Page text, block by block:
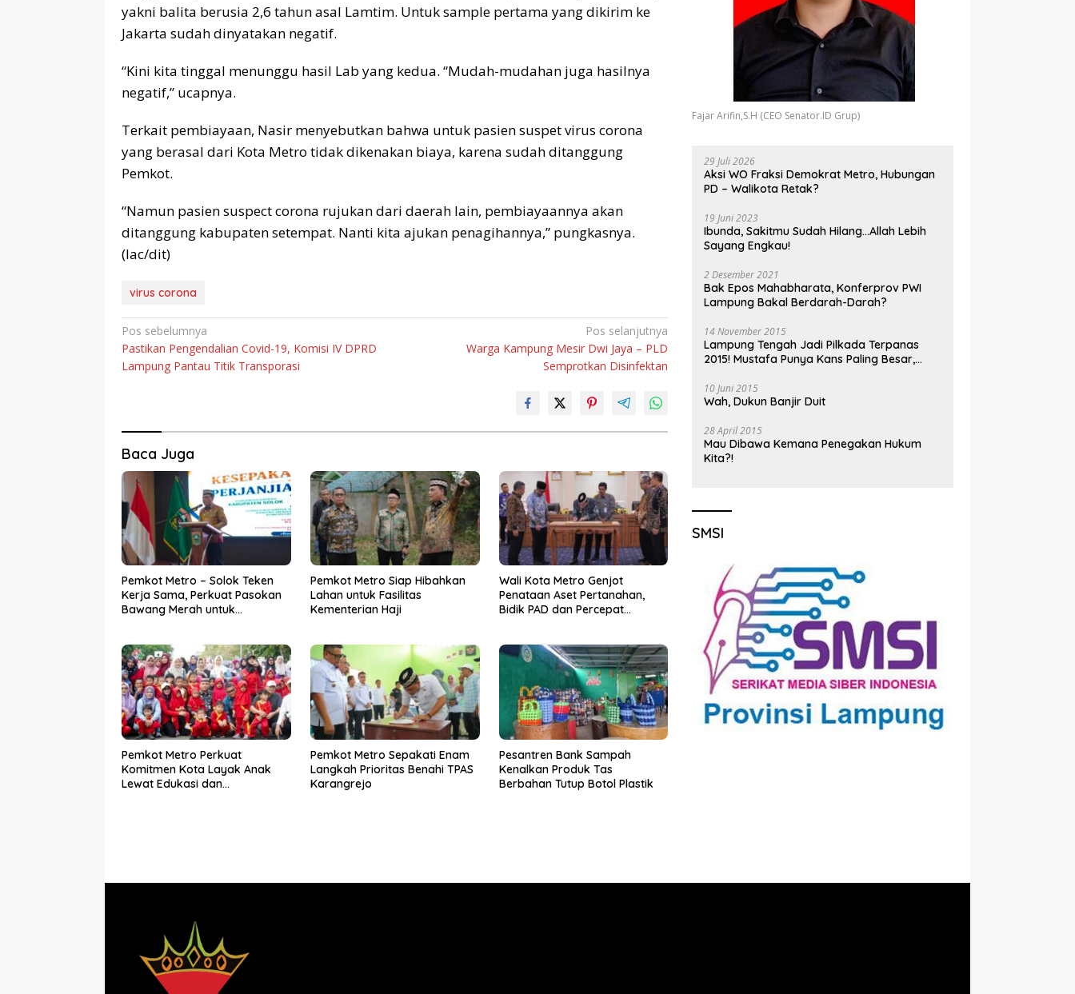
yakni balita berusia 2,6 tahun asal Lamtim. Untuk sample pertama yang dikirim ke
Jakarta sudah dinyatakan negatif.
“Kini kita tinggal menunggu hasil Lab yang kedua. “Mudah-mudahan juga hasilnya
negatif,” ucapnya.
Terkait pembiayaan, Nasir menyebutkan bahwa untuk pasien suspet virus corona
yang berasal dari Kota Metro tidak dikenakan biaya, karena sudah ditanggung
Pemkot.
“Namun pasien suspect corona rujukan dari daerah lain, pembiayaannya akan
ditanggung kabupaten setempat. Nanti kita ajukan penagihannya,” pungkasnya.
(lac/dit)
virus corona
Navigasi
pos
Pos sebelumnya
Pastikan Pengendalian Covid-19, Komisi IV DPRD
Lampung Pantau Titik Transporasi
Pos selanjutnya
Warga Kampung Mesir Dwi Jaya – PLD
Semprotkan Disinfektan
Baca Juga
Pemkot Metro – Solok Teken
Kerja Sama, Perkuat Pasokan
Bawang Merah untuk
Pemkot Metro Siap Hibahkan
Lahan untuk Fasilitas
Kementerian Haji
Wali Kota Metro Genjot
Penataan Aset Pertanahan,
Bidik PAD dan Percepat
Pemkot Metro Perkuat
Komitmen Kota Layak Anak
Lewat Edukasi dan
Pemkot Metro Sepakati Enam
Langkah Prioritas Benahi TPAS
Karangrejo
Pesantren Bank Sampah
Kenalkan Produk Tas
Berbahan Tutup Botol Plastik
Fajar Arifin,S.H (CEO Senator.ID Grup)
29 Juli 2026
Aksi WO Fraksi Demokrat Metro, Hubungan
PD – Walikota Retak?
19 Juni 2023
Ibunda, Sakitmu Sudah Hilang…Allah Lebih
Sayang Engkau!
2 Desember 2021
Bak Epos Mahabharata, Konferprov PWI
Lampung Bakal Berdarah-Darah?
14 November 2015
Lampung Tengah Jadi Pilkada Terpanas
2015! Mustafa Punya Kans Paling Besar,
10 Juni 2015
Wah, Dukun Banjir Duit
28 April 2015
Mau Dibawa Kemana Penegakan Hukum
Kita?!
SMSI